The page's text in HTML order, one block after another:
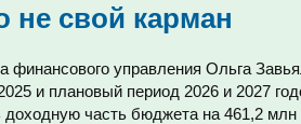
не свой карман
финансового управления Ольга
и плановый период 2026 и 2027
доходную часть бюджета на 461,2